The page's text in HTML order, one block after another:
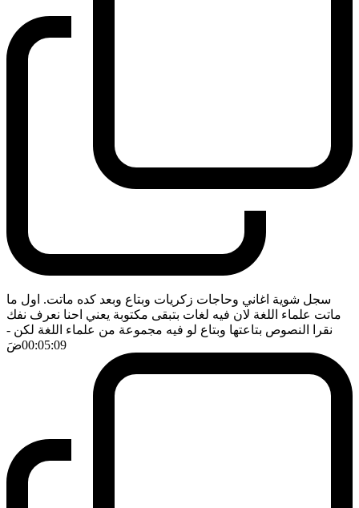
سجل شوية اغاني وحاجات زكريات وبتاع وبعد كده ماتت. اول ما
ماتت علماء اللغة لان فيه لغات بتبقى مكتوبة يعني احنا نعرف نفك
نقرا النصوص بتاعتها وبتاع لو فيه مجموعة من علماء اللغة لكن -
00:05:09ضَ